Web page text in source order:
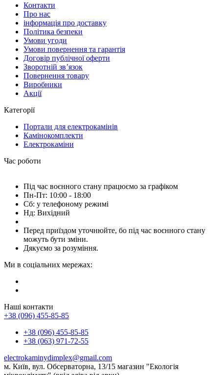
Контакти
Про нас
інформація про доставку
Політика безпеки
Умови угоди
Умови повернення та гарантія
Договір публічної оферти
Зворотній зв’язок
Повернення товару
Виробники
Акції
Категорії
Портали для електрокамінів
Камінокомплекти
Електрокаміни
Час роботи
Під час воєнного стану працюємо за графіком
Пн-Пт: 10:00 - 18:00
Сб: у телефоному режимі
Нд: Вихідний
Перед приїздом уточнюйте, бо під час воєнного стану
можуть бути зміни.
Дякуємо за розуміння.
Ми в соціальних мережах:
Наші контакти
+38 (096) 455-85-85
+38 (096) 455-85-85
+38 (063) 971-72-55
electrokaminydimplex@gmail.com
м. Київ, вул. Обсерваторна, 13/15 магазин "Екологія